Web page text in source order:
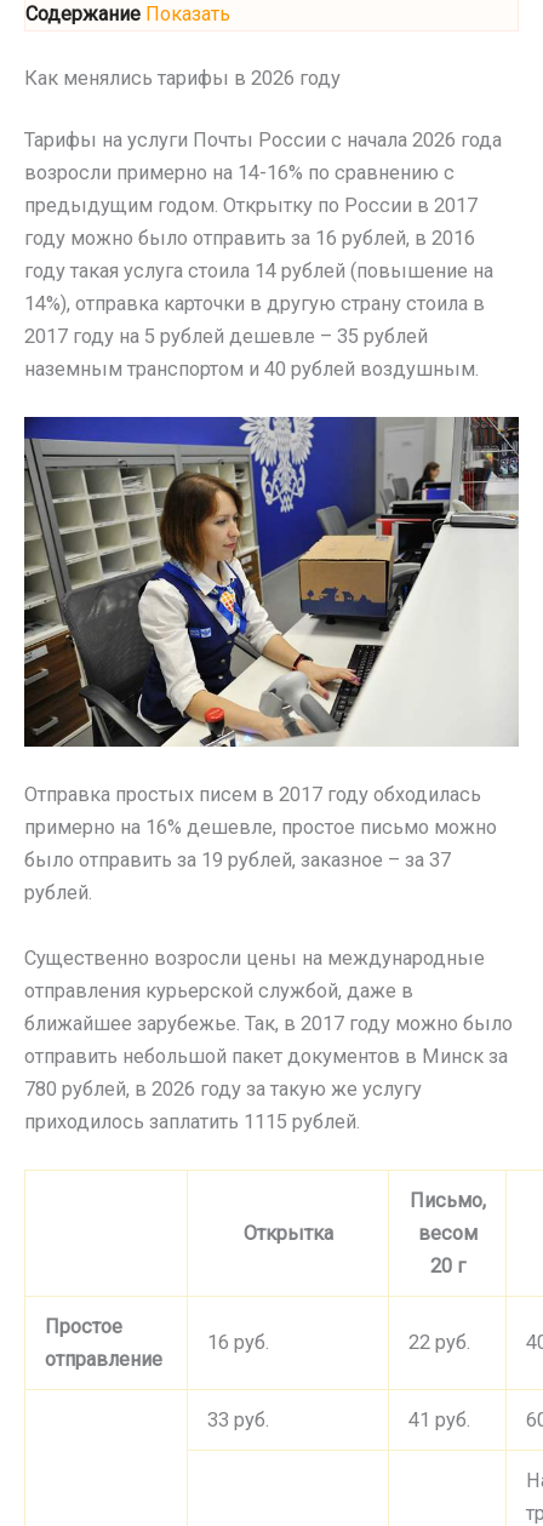
Содержание Показать
Как менялись тарифы в 2026 году
Тарифы на услуги Почты России с начала 2026 года
возросли примерно на 14-16% по сравнению с
предыдущим годом. Открытку по России в 2017
году можно было отправить за 16 рублей, в 2016
году такая услуга стоила 14 рублей (повышение на
14%), отправка карточки в другую страну стоила в
2017 году на 5 рублей дешевле – 35 рублей
наземным транспортом и 40 рублей воздушным.
Отправка простых писем в 2017 году обходилась
примерно на 16% дешевле, простое письмо можно
было отправить за 19 рублей, заказное – за 37
рублей.
Существенно возросли цены на международные
отправления курьерской службой, даже в
ближайшее зарубежье. Так, в 2017 году можно было
отправить небольшой пакет документов в Минск за
780 рублей, в 2026 году за такую же услугу
приходилось заплатить 1115 рублей.
Открытка
Письмо,
весом
20 г
Простое
отправление
16 руб. 22 руб.
33 руб. 41 руб.